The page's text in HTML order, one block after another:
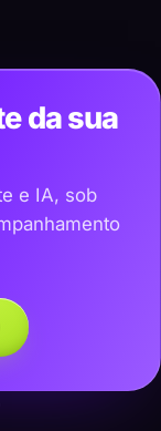
da sua
e IA, sob